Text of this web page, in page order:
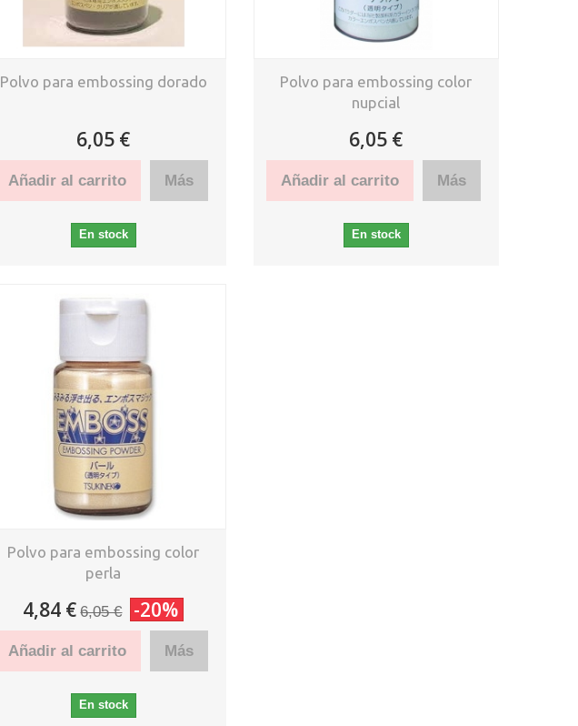
Polvo para embossing dorado
6,05 €
Añadir al carrito Más
En stock
Polvo para embossing color
nupcial
6,05 €
Añadir al carrito Más
En stock
Polvo para embossing color
perla
4,84 € 6,05 € -20%
Añadir al carrito Más
En stock